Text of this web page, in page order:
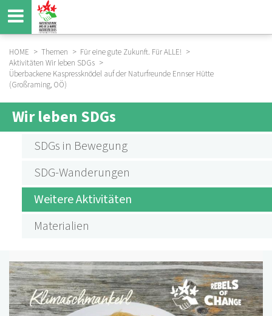
Direkt
zum
Inhalt
BREADCRUMB
HOME Themen
Für eine gute Zukunft. Für ALLE!
Aktivitäten Wir leben SDGs
Überbackene Kaspressknödel auf der Naturfreunde Ennser Hütte
(Großraming, OÖ)
SUBMENU
AKTIVITÄTEN
SDGS
Wir leben SDGs
SDGs in Bewegung
SDG-Wanderungen
Weitere Aktivitäten
Materialien